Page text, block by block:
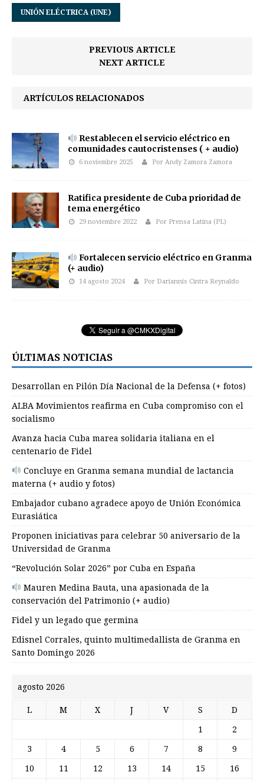
UNIÓN ELÉCTRICA (UNE)
PREVIOUS ARTICLE
NEXT ARTICLE
ARTÍCULOS RELACIONADOS
Restablecen el servicio eléctrico en
comunidades cautocristenses ( + audio)
6 noviembre 2025 Por Andy Zamora Zamora
Ratifica presidente de Cuba prioridad de
tema energético
29 noviembre 2022 Por Prensa Latina (PL)
Fortalecen servicio eléctrico en Granma
(+ audio)
14 agosto 2024 Por Dariannis Cintra Reynaldo
ÚLTIMAS NOTICIAS
Desarrollan en Pilón Día Nacional de la Defensa (+ fotos)
ALBA Movimientos reafirma en Cuba compromiso con el
socialismo
Avanza hacia Cuba marea solidaria italiana en el
centenario de Fidel
Concluye en Granma semana mundial de lactancia
materna (+ audio y fotos)
Embajador cubano agradece apoyo de Unión Económica
Eurasiática
Proponen iniciativas para celebrar 50 aniversario de la
Universidad de Granma
“Revolución Solar 2026” por Cuba en España
Mauren Medina Bauta, una apasionada de la
conservación del Patrimonio (+ audio)
Fidel y un legado que germina
Edisnel Corrales, quinto multimedallista de Granma en
Santo Domingo 2026
agosto 2026
L M X J V S D
1 2
3 4 5 6 7 8 9
10 11 12 13 14 15 16